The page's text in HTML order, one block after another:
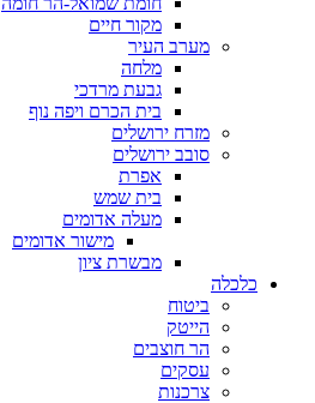
מקור חיים
מערב העיר
מלחה
גבעת מרדכי
בית הכרם ויפה נוף
מזרח ירושלים
סובב ירושלים
אפרת
בית שמש
מעלה אדומים
מישור אדומים
מבשרת ציון
כלכלה
ביטוח
הייטק
הר חוצבים
עסקים
צרכנות